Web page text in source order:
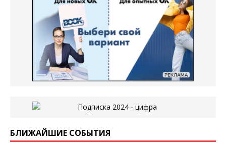
БЛИЖАЙШИЕ СОБЫТИЯ